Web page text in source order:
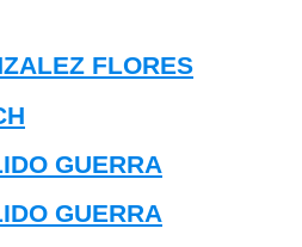
FLORES
GUERRA
GUERRA